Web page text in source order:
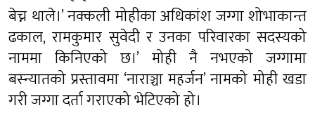
बेच्न थाले।’ नक्कली मोहीका अधिकांश जग्गा शोभाकान्त
ढकाल, रामकुमार सुवेदी र उनका परिवारका सदस्यको
नाममा किनिएको छ।’ मोही नै नभएको जग्गामा
बस्न्यातको प्रस्तावमा ‘नाराञ्चा महर्जन’ नामको मोही खडा
गरी जग्गा दर्ता गराएको भेटिएको हो।